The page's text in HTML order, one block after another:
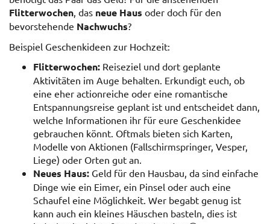
Flitterwochen , das neue Haus oder doch für den
bevorstehende Nachwuchs?
Beispiel Geschenkideen zur Hochzeit:
Flitterwochen: Reiseziel und dort geplante
Aktivitäten im Auge behalten. Erkundigt euch, ob
eine eher actionreiche oder eine romantische
Entspannungsreise geplant ist und entscheidet dann,
welche Informationen ihr für eure Geschenkidee
gebrauchen könnt. Oftmals bieten sich Karten,
Modelle von Aktionen (Fallschirmspringer, Vesper,
Liege) oder Orten gut an.
Neues Haus: Geld für den Hausbau, da sind einfache
Dinge wie ein Eimer, ein Pinsel oder auch eine
Schaufel eine Möglichkeit. Wer begabt genug ist
kann auch ein kleines Häuschen basteln, dies ist